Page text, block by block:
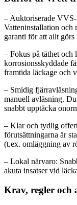
– Auktoriserade
Vatteninstallation
garanti för att allt görs
– Fokus på täthet
korrosionsskyddade
framtida läckage och
– Smidig
manuell avläsning.
snabbt upptäcka
– Klar och tydlig
förutsättningarna är
(t.ex. omläggning av
– Lokal närvaro:
akuta insatser vid
Krav, regler och